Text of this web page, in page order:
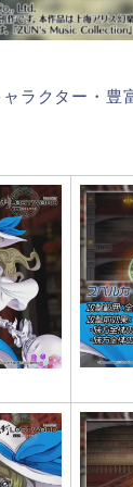
ラクター・豊